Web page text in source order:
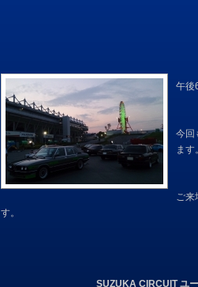
午後
今回
ます
ご来
す。
SUZUKA CIRCUIT ユ